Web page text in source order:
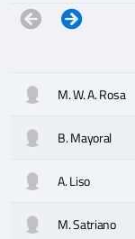
M. W. A. Rosa
B. Mayoral
A. Liso
M. Satriano